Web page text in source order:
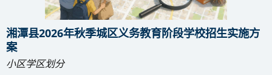
湘潭县2026年秋季城区义务教育阶段学校招生实施方
案
小区学区划分